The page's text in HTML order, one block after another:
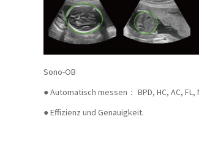
Sono-OB
●Automatisch messen： BPD, HC, AC, FL,
●Effizienz und Genauigkeit.